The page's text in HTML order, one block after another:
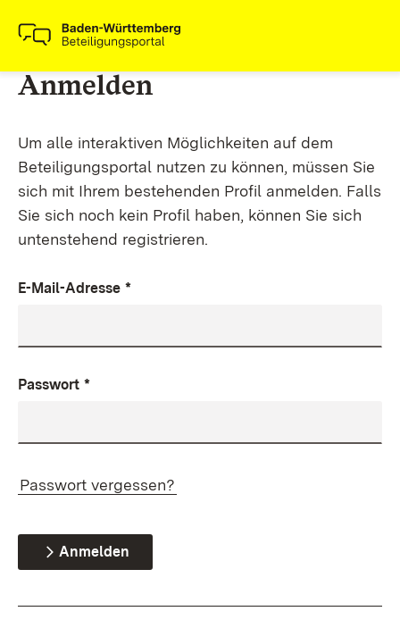
Anmelden
Um alle interaktiven Möglichkeiten auf dem
Beteiligungsportal nutzen zu können, müssen Sie
sich mit Ihrem bestehenden Profil anmelden. Falls
Sie sich noch kein Profil haben, können Sie sich
untenstehend registrieren.
E-Mail-Adresse *
Passwort *
Passwort vergessen?
Anmelden